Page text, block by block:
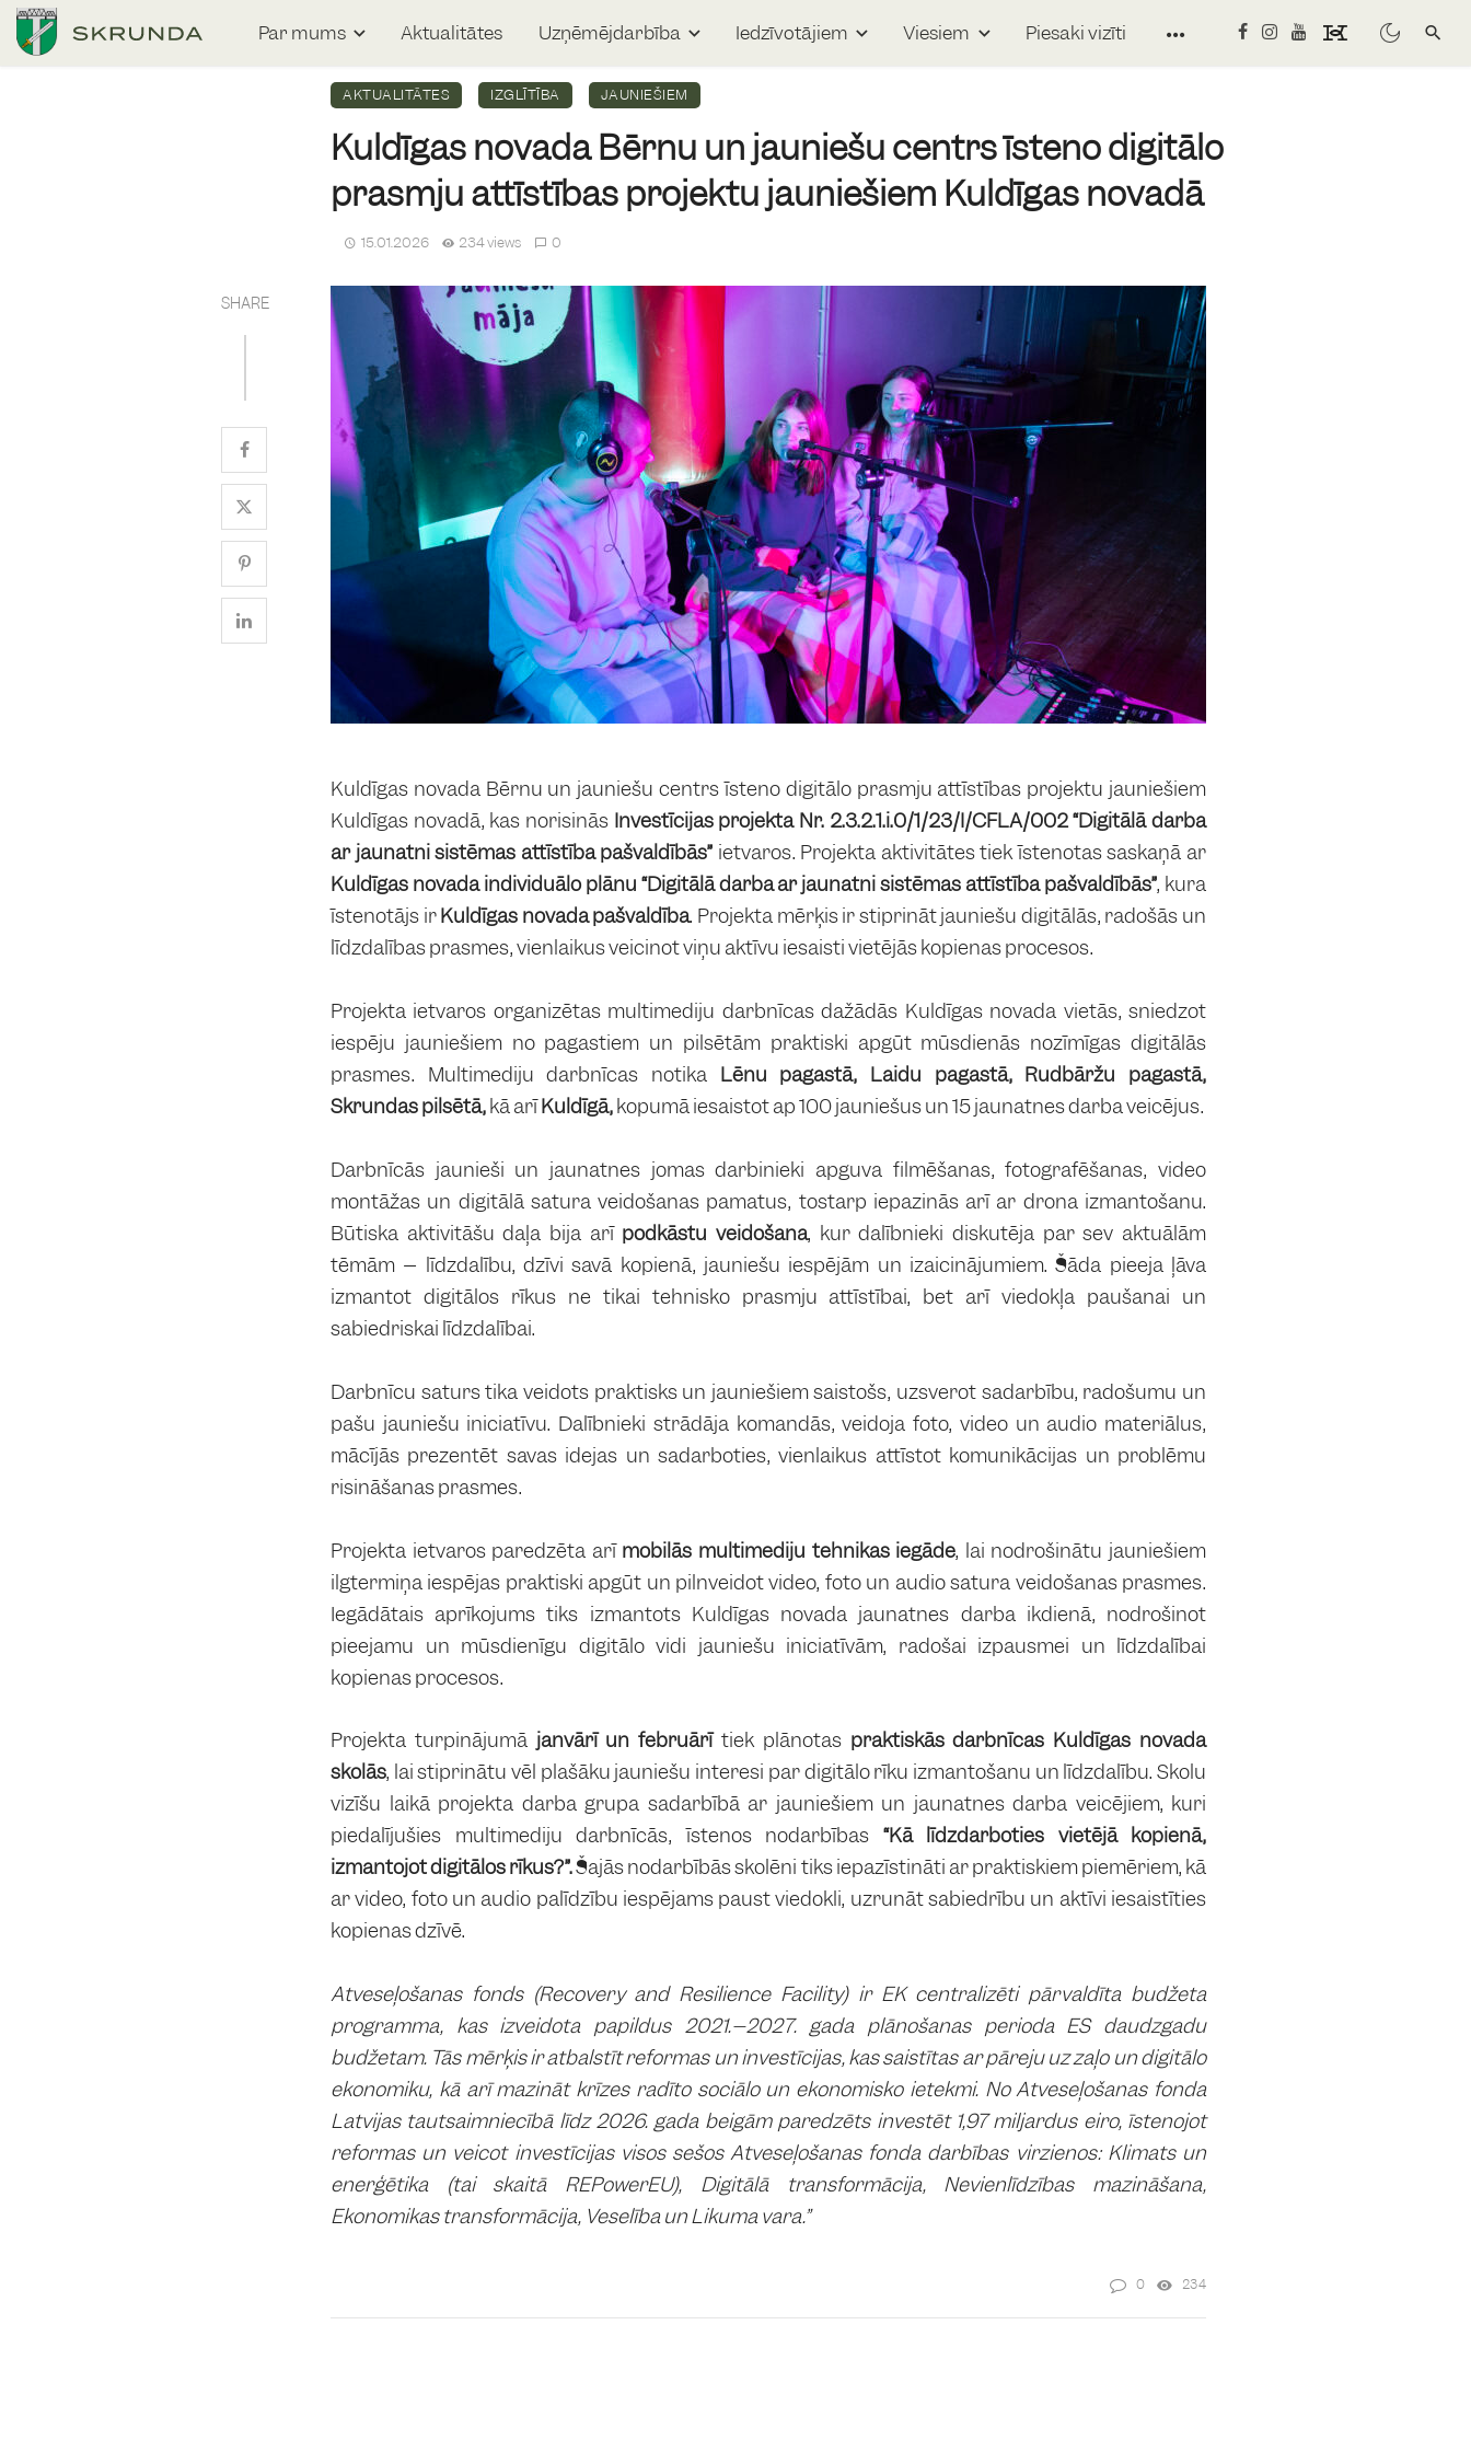
Par mums Aktualitātes Uzņēmējdarbība Iedzīvotājiem Viesiem Piesaki vizīti
AKTUALITĀTES IZGLĪTĪBA JAUNIEŠIEM
Kuldīgas novada Bērnu un jauniešu centrs īsteno digitālo
prasmju attīstības projektu jauniešiem Kuldīgas novadā
15.01.2026 234 views 0
SHARE
Kuldīgas novada Bērnu un jauniešu centrs īsteno digitālo prasmju attīstības projektu jauniešiem
Kuldīgas novadā, kas norisinās Investīcijas projekta Nr. 2.3.2.1.i.0/1/23/I/CFLA/002 “Digitālā darba
ar jaunatni sistēmas attīstība pašvaldībās” ietvaros. Projekta aktivitātes tiek īstenotas saskaņā ar
Kuldīgas novada individuālo plānu “Digitālā darba ar jaunatni sistēmas attīstība pašvaldībās”, kura
īstenotājs irKuldīgas novada pašvaldība. Projekta mērķis ir stiprināt jauniešu digitālās, radošās un
līdzdalības prasmes, vienlaikus veicinot viņu aktīvu iesaisti vietējās kopienas procesos.
Projekta ietvaros organizētas multimediju darbnīcas dažādās Kuldīgas novada vietās, sniedzot
iespēju jauniešiem no pagastiem un pilsētām praktiski apgūt mūsdienās nozīmīgas digitālās
prasmes. Multimediju darbnīcas notika Lēnu pagastā, Laidu pagastā, Rudbāržu pagastā,
Skrundas pilsētā,kā arīKuldīgā,kopumā iesaistot ap 100 jauniešus un 15 jaunatnes darba veicējus.
Darbnīcās jaunieši un jaunatnes jomas darbinieki apguva filmēšanas, fotografēšanas, video
montāžas un digitālā satura veidošanas pamatus, tostarp iepazinās arī ar drona izmantošanu.
Būtiska aktivitāšu daļa bija arī podkāstu veidošana, kur dalībnieki diskutēja par sev aktuālām
tēmām – līdzdalību, dzīvi savā kopienā, jauniešu iespējām un izaicinājumiem. Šāda pieeja ļāva
izmantot digitālos rīkus ne tikai tehnisko prasmju attīstībai, bet arī viedokļa paušanai un
sabiedriskai līdzdalībai.
Darbnīcu saturs tika veidots praktisks un jauniešiem saistošs, uzsverot sadarbību, radošumu un
pašu jauniešu iniciatīvu. Dalībnieki strādāja komandās, veidoja foto, video un audio materiālus,
mācījās prezentēt savas idejas un sadarboties, vienlaikus attīstot komunikācijas un problēmu
risināšanas prasmes.
Projekta ietvaros paredzēta arī mobilās multimediju tehnikas iegāde, lai nodrošinātu jauniešiem
ilgtermiņa iespējas praktiski apgūt un pilnveidot video, foto un audio satura veidošanas prasmes.
Iegādātais aprīkojums tiks izmantots Kuldīgas novada jaunatnes darba ikdienā, nodrošinot
pieejamu un mūsdienīgu digitālo vidi jauniešu iniciatīvām, radošai izpausmei un līdzdalībai
kopienas procesos.
Projekta turpinājumā janvārī un februārītiek plānotas praktiskās darbnīcas Kuldīgas novada
skolās, lai stiprinātu vēl plašāku jauniešu interesi par digitālo rīku izmantošanu un līdzdalību. Skolu
vizīšu laikā projekta darba grupa sadarbībā ar jauniešiem un jaunatnes darba veicējiem, kuri
piedalījušies multimediju darbnīcās, īstenos nodarbības “Kā līdzdarboties vietējā kopienā,
izmantojot digitālos rīkus?”.Šajās nodarbībās skolēni tiks iepazīstināti ar praktiskiem piemēriem, kā
ar video, foto un audio palīdzību iespējams paust viedokli, uzrunāt sabiedrību un aktīvi iesaistīties
kopienas dzīvē.
Atveseļošanas fonds (Recovery and Resilience Facility) ir EK centralizēti pārvaldīta budžeta
programma, kas izveidota papildus 2021.–2027. gada plānošanas perioda ES daudzgadu
budžetam. Tās mērķis ir atbalstīt reformas un investīcijas, kas saistītas ar pāreju uz zaļo un digitālo
ekonomiku, kā arī mazināt krīzes radīto sociālo un ekonomisko ietekmi. No Atveseļošanas fonda
Latvijas tautsaimniecībā līdz 2026. gada beigām paredzēts investēt 1,97 miljardus eiro, īstenojot
reformas un veicot investīcijas visos sešos Atveseļošanas fonda darbības virzienos: Klimats un
enerģētika (tai skaitā REPowerEU), Digitālā transformācija, Nevienlīdzības mazināšana,
Ekonomikas transformācija, Veselība un Likuma vara.”
0 234